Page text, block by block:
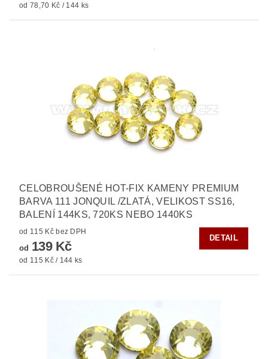
od 78,70 Kč / 144 ks
CELOBROUŠENÉ HOT-FIX KAMENY PREMIUM
BARVA 111 JONQUIL /ZLATÁ, VELIKOST SS16,
BALENÍ 144KS, 720KS NEBO 1440KS
od 115 Kč bez DPH
od 139 Kč
od 115 Kč / 144 ks
DETAIL